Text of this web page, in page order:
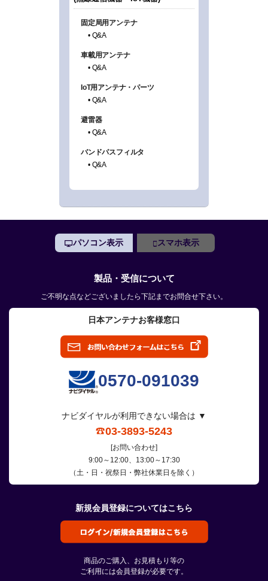
パソコン表示 スマホ表示
製品・受信について
ご不明な点などございましたら下記までお問合せ下さい。
日本アンテナお客様窓口
0570-091039
ナビダイヤルが利用できない場合は ▼
03-3893-5243
[お問い合わせ]
9:00～12:00、13:00～17:30
（土・日・祝祭日・弊社休業日を除く）
新規会員登録についてはこちら
商品のご購入、お見積もり等の
ご利用には会員登録が必要です。